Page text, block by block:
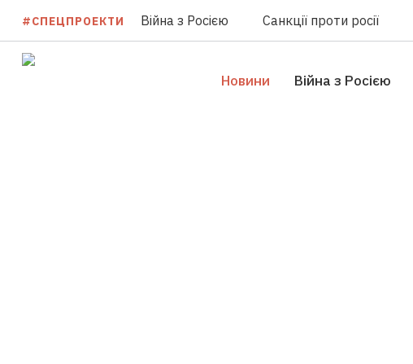
#СПЕЦПРОЕКТИ Війна з Росією Санкції проти росії
Новини Війна з Росією